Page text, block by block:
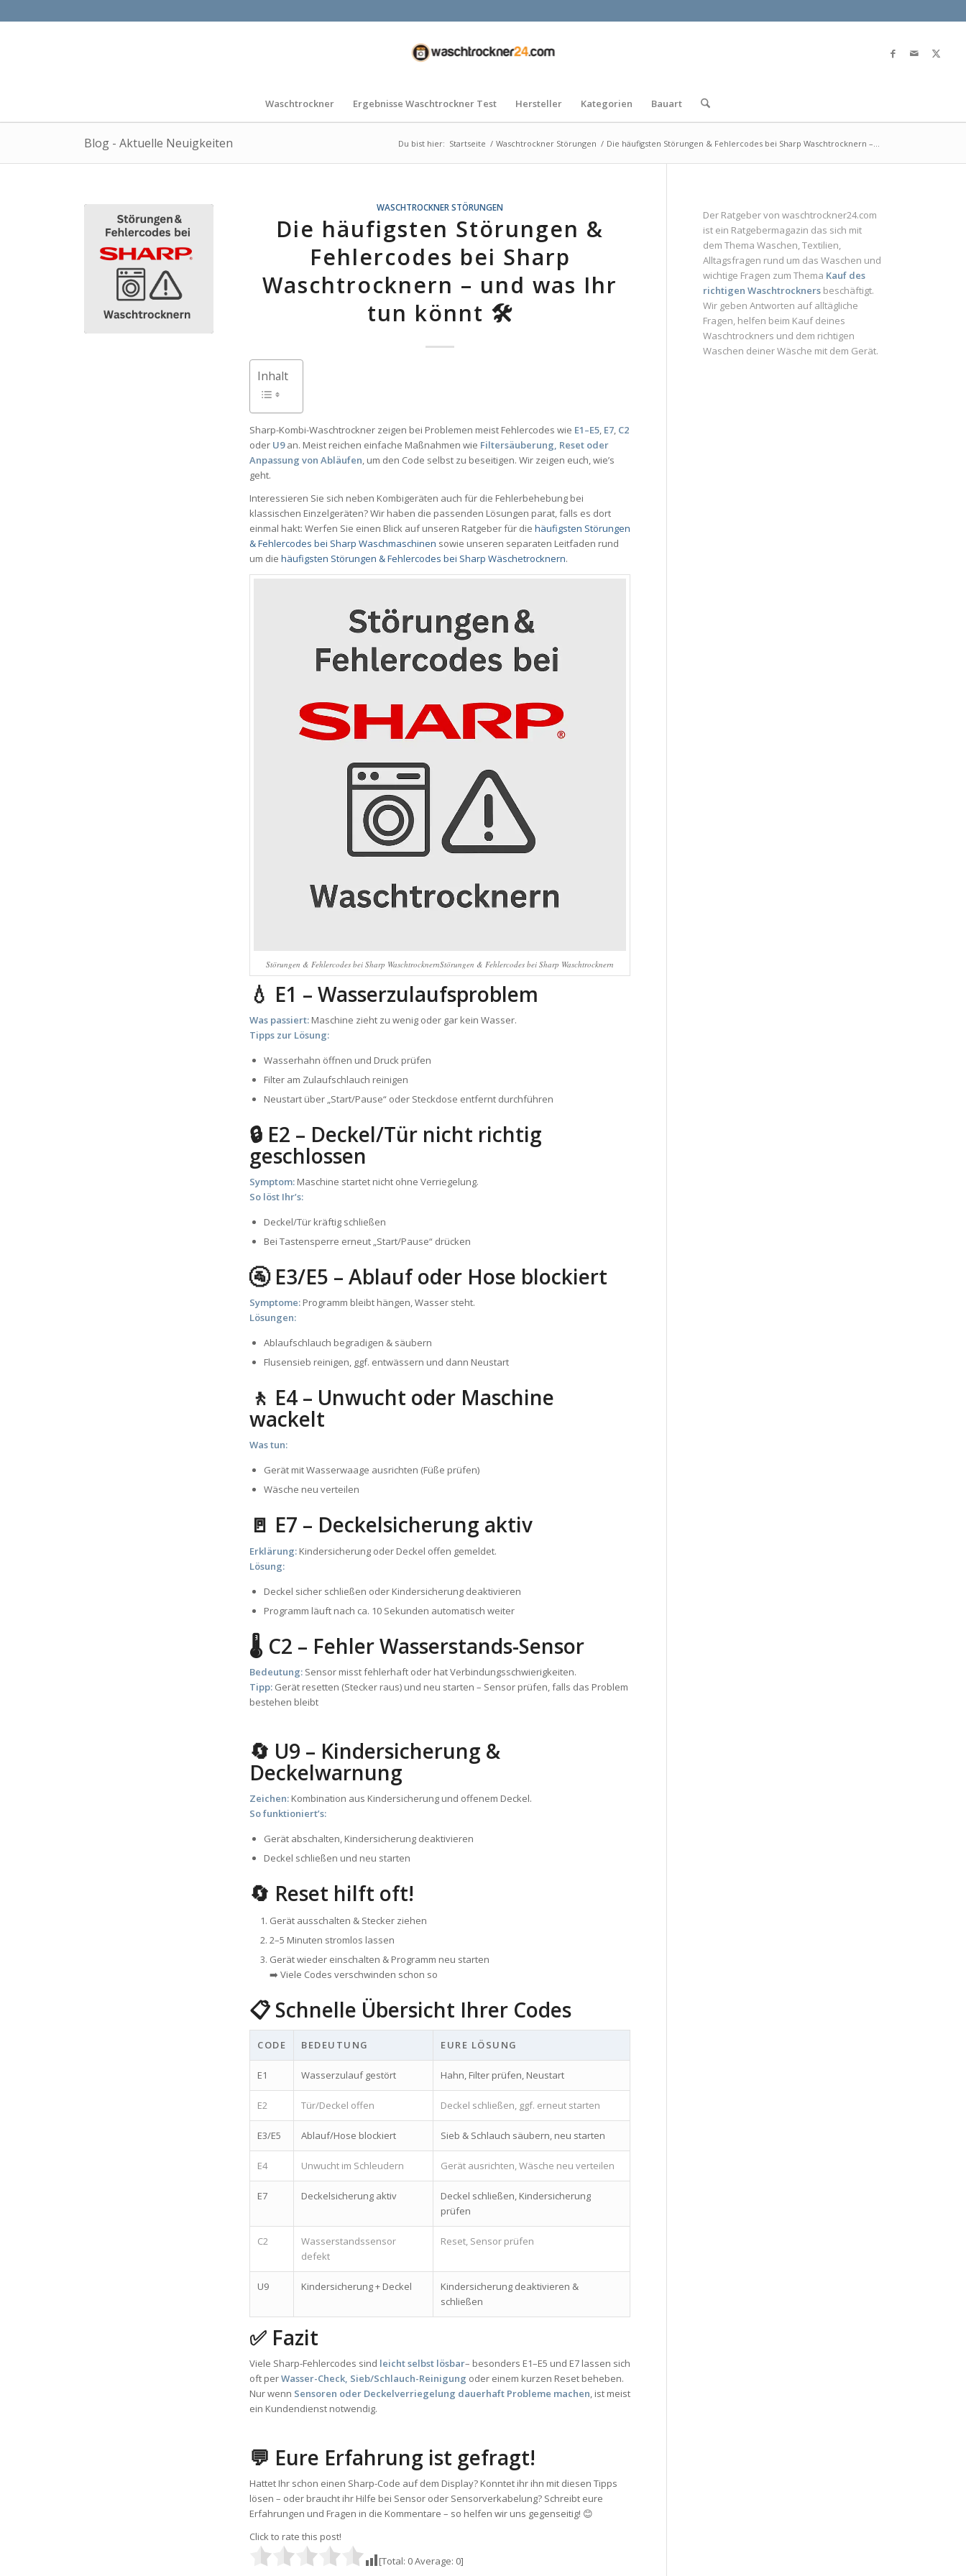
Waschtrockner Ergebnisse Waschtrockner Test Hersteller Kategorien Bauart
Blog - Aktuelle Neuigkeiten Du bist hier: Startseite / Waschtrockner Störungen / Die häufigsten Störungen & Fehlercodes bei Sharp Waschtrocknern –...
WASCHTROCKNER STÖRUNGEN
Die häufigsten Störungen &
Fehlercodes bei Sharp
Waschtrocknern – und was Ihr
tun könnt 🛠️
Inhalt
Sharp-Kombi-Waschtrockner zeigen bei Problemen meist Fehlercodes wie E1–E5, E7, C2
oder U9an. Meist reichen einfache Maßnahmen wie Filtersäuberung, Reset oder
Anpassung von Abläufen, um den Code selbst zu beseitigen. Wir zeigen euch, wie’s
geht.
Interessieren Sie sich neben Kombigeräten auch für die Fehlerbehebung bei
klassischen Einzelgeräten? Wir haben die passenden Lösungen parat, falls es dort
einmal hakt: Werfen Sie einen Blick auf unseren Ratgeber für diehäufigsten Störungen
& Fehlercodes bei Sharp Waschmaschinen sowie unseren separaten Leitfaden rund
um diehäufigsten Störungen & Fehlercodes bei Sharp Wäschetrocknern.
Störungen & Fehlercodes bei Sharp WaschtrocknernStörungen & Fehlercodes bei Sharp Waschtrocknern
💧 E1 – Wasserzulaufsproblem
Was passiert: Maschine zieht zu wenig oder gar kein Wasser.
Tipps zur Lösung:
Wasserhahn öffnen und Druck prüfen
Filter am Zulaufschlauch reinigen
Neustart über „Start/Pause“ oder Steckdose entfernt durchführen
🔒 E2 – Deckel/Tür nicht richtig
geschlossen
Symptom: Maschine startet nicht ohne Verriegelung.
So löst Ihr’s:
Deckel/Tür kräftig schließen
Bei Tastensperre erneut „Start/Pause“ drücken
🚰 E3/E5 – Ablauf oder Hose blockiert
Symptome: Programm bleibt hängen, Wasser steht.
Lösungen:
Ablaufschlauch begradigen & säubern
Flusensieb reinigen, ggf. entwässern und dann Neustart
🚶 E4 – Unwucht oder Maschine
wackelt
Was tun:
Gerät mit Wasserwaage ausrichten (Füße prüfen)
Wäsche neu verteilen
🚪 E7 – Deckelsicherung aktiv
Erklärung: Kindersicherung oder Deckel offen gemeldet.
Lösung:
Deckel sicher schließen oder Kindersicherung deaktivieren
Programm läuft nach ca. 10 Sekunden automatisch weiter
🌡️ C2 – Fehler Wasserstands-Sensor
Bedeutung: Sensor misst fehlerhaft oder hat Verbindungsschwierigkeiten.
Tipp: Gerät resetten (Stecker raus) und neu starten – Sensor prüfen, falls das Problem
bestehen bleibt
🔄 U9 – Kindersicherung &
Deckelwarnung
Zeichen: Kombination aus Kindersicherung und offenem Deckel.
So funktioniert’s:
Gerät abschalten, Kindersicherung deaktivieren
Deckel schließen und neu starten
🔄 Reset hilft oft!
Gerät ausschalten & Stecker ziehen
2–5 Minuten stromlos lassen
Gerät wieder einschalten & Programm neu starten
➡️ Viele Codes verschwinden schon so
📋 Schnelle Übersicht Ihrer Codes
CODE BEDEUTUNG EURE LÖSUNG
E1 Wasserzulauf gestört Hahn, Filter prüfen, Neustart
E2 Tür/Deckel offen Deckel schließen, ggf. erneut starten
E3/E5 Ablauf/Hose blockiert Sieb & Schlauch säubern, neu starten
E4 Unwucht im Schleudern Gerät ausrichten, Wäsche neu verteilen
E7 Deckelsicherung aktiv
Deckel schließen, Kindersicherung
prüfen
C2
Wasserstandssensor
defekt
Reset, Sensor prüfen
U9 Kindersicherung + Deckel
Kindersicherung deaktivieren &
schließen
✅ Fazit
Viele Sharp-Fehlercodes sind leicht selbst lösbar– besonders E1–E5 und E7 lassen sich
oft perWasser-Check, Sieb/Schlauch-Reinigung oder einem kurzen Reset beheben.
Nur wenn Sensoren oder Deckelverriegelung dauerhaft Probleme machen, ist meist
ein Kundendienst notwendig.
💬 Eure Erfahrung ist gefragt!
Hattet Ihr schon einen Sharp-Code auf dem Display? Konntet ihr ihn mit diesen Tipps
lösen – oder braucht ihr Hilfe bei Sensor oder Sensorverkabelung? Schreibt eure
Erfahrungen und Fragen in die Kommentare – so helfen wir uns gegenseitig! 😊
Click to rate this post!
[Total: 0Average: 0]
Der Ratgeber vonwaschtrockner24.com
ist ein Ratgebermagazin das sich mit
dem Thema Waschen, Textilien,
Alltagsfragen rund um das Waschen und
wichtige Fragen zum Thema Kauf des
richtigen Waschtrockners beschäftigt.
Wir geben Antworten auf alltägliche
Fragen, helfen beim Kauf deines
Waschtrockners und dem richtigen
Waschen deiner Wäsche mit dem Gerät.